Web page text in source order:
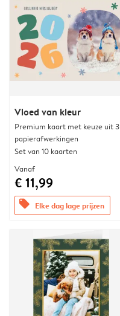
Vloed van kleur
Premium kaart met keuze uit 3
papierafwerkingen
Set van 10 kaarten
Vanaf
€ 11,99
offers Elke dag lage prijzen